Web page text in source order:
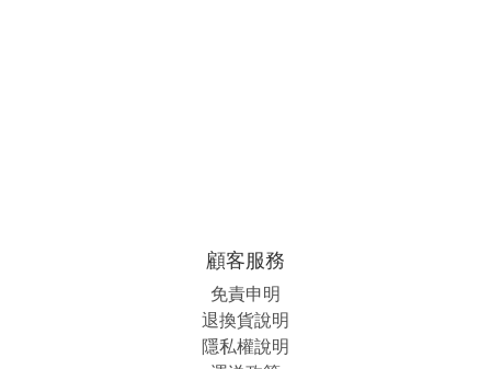
顧客服務
免責申明
退換貨說明
隱私權說明